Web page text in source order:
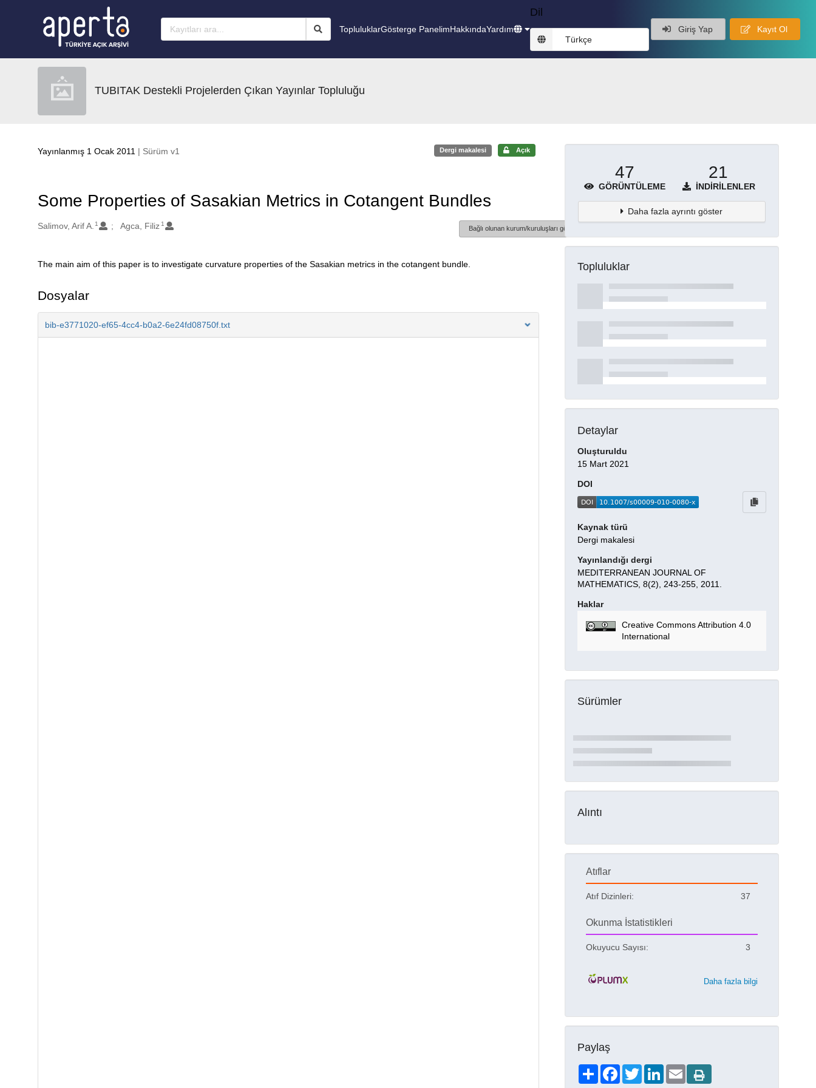
TopluluklarGösterge PanelimHakkındaYardım
Dil
Türkçe
Giriş Yap Kayıt Ol
TUBITAK Destekli Projelerden Çıkan Yayınlar Topluluğu
Yayınlanmış 1 Ocak 2011 | Sürüm v1 Dergi makalesi Açık
Some Properties of Sasakian Metrics in Cotangent Bundles
Oluşturanlar
Salimov, Arif A. 1 Agca, Filiz 1
Bağlı olunan kurum/kuruluşları göster
Açıklama
The main aim of this paper is to investigate curvature properties of the Sasakian metrics in the cotangent bundle.
Dosyalar
bib-e3771020-ef65-4cc4-b0a2-6e24fd08750f.txt
47
GÖRÜNTÜLEME
21
İNDIRILENLER
Daha fazla ayrıntı göster
Topluluklar
Detaylar
Oluşturuldu
15 Mart 2021
DOI
Kaynak türü
Dergi makalesi
Yayınlandığı dergi
MEDITERRANEAN JOURNAL OF
MATHEMATICS, 8(2), 243-255, 2011.
Haklar
Creative Commons Attribution 4.0
International
Sürümler
Alıntı
Atıflar
Atıf Dizinleri: 37
Okunma İstatistikleri
Okuyucu Sayısı: 3
Daha fazla bilgi
Paylaş
ShareFacebookTwitterLinkedIn
Email